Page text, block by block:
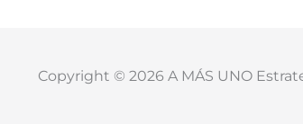
Copyright © 2026 A MÁS UNO